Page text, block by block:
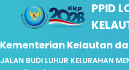
PPID
Kementerian Kelautan
JALAN BUDI LUHUR KELURAHAN